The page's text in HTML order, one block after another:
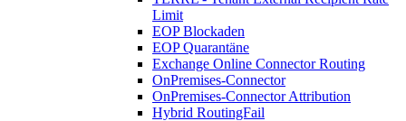
Limit
EOP Blockaden
EOP Quarantäne
Exchange Online Connector Routing
OnPremises-Connector
OnPremises-Connector Attribution
Hybrid RoutingFail